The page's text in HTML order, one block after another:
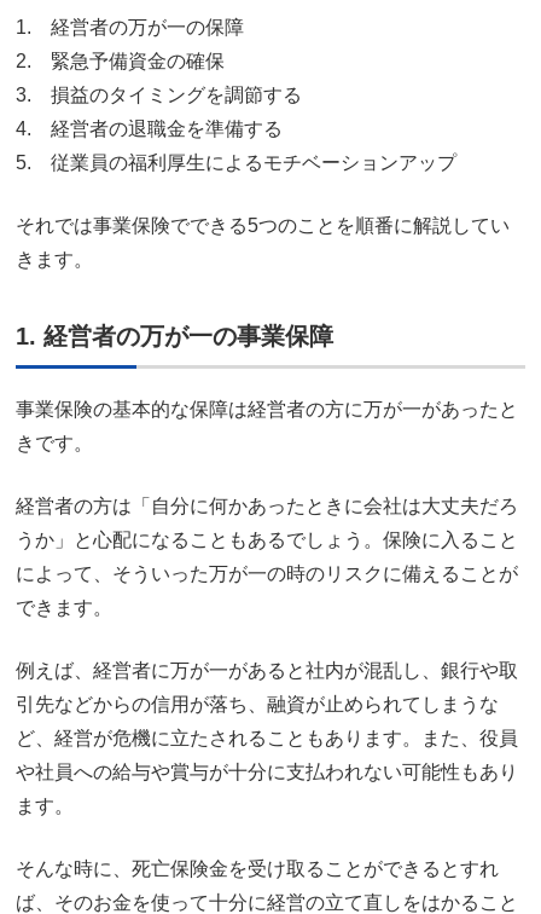
1. 経営者の万が一の保障
2. 緊急予備資金の確保
3. 損益のタイミングを調節する
4. 経営者の退職金を準備する
5. 従業員の福利厚生によるモチベーションアップ
それでは事業保険でできる5つのことを順番に解説してい
きます。
1. 経営者の万が一の事業保障
事業保険の基本的な保障は経営者の方に万が一があったと
きです。
経営者の方は「自分に何かあったときに会社は大丈夫だろ
うか」と心配になることもあるでしょう。保険に入ること
によって、そういった万が一の時のリスクに備えることが
できます。
例えば、経営者に万が一があると社内が混乱し、銀行や取
引先などからの信用が落ち、融資が止められてしまうな
ど、経営が危機に立たされることもあります。また、役員
や社員への給与や賞与が十分に支払われない可能性もあり
ます。
そんな時に、死亡保険金を受け取ることができるとすれ
ば、そのお金を使って十分に経営の立て直しをはかること